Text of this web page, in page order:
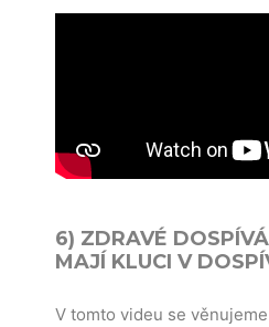
6) ZDRAVÉ
MAJÍ KLUCI V
V tomto videu se